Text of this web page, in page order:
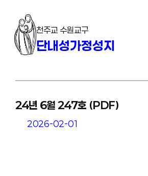
천주교 수원교구
단내성가정성지
24년 6월 247호 (PDF)
2026-02-01